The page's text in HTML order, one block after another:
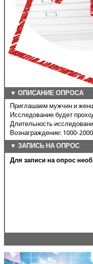
▼ ОПИСАНИЕ ОПРОСА
Приглашаем мужчин и
Исследование будет
Длительность
Вознаграждение: 1000-
▼ ЗАПИСЬ НА ОПРОС
Для записи на опрос